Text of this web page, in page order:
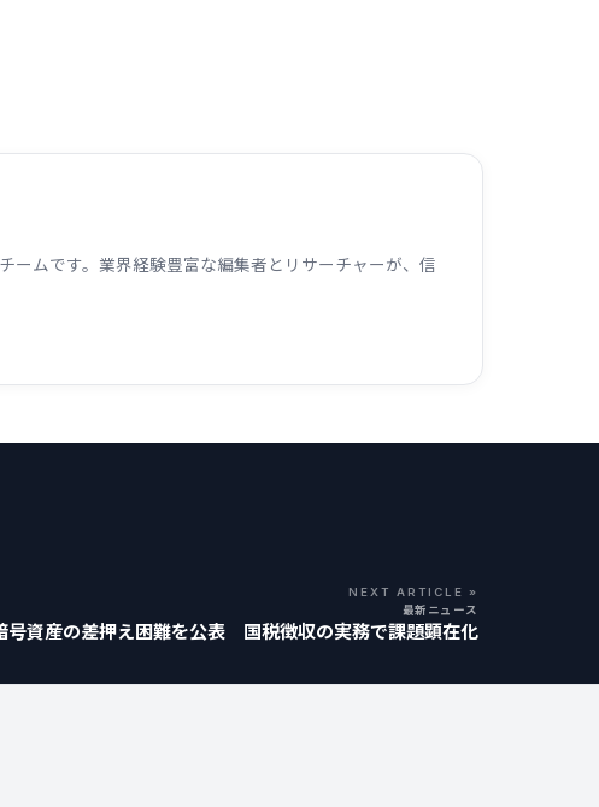
ームです。業界経験豊富な編集者とリサーチャーが、信
NEXT ARTICLE »
最新ニュース
号資産の差押え困難を公表 国税徴収の実務で課題顕在化